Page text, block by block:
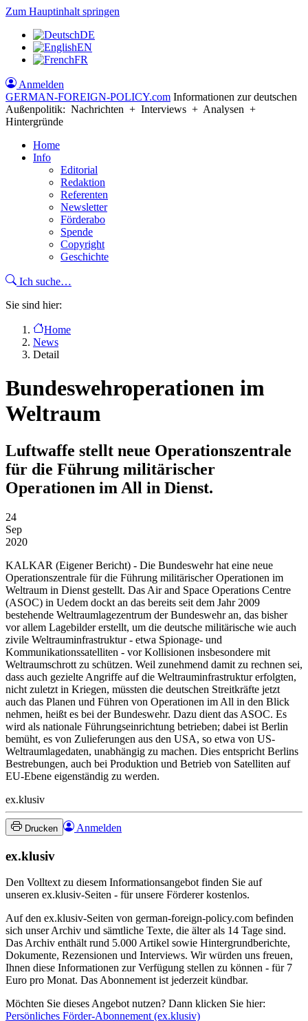
Zum Hauptinhalt springen
DE
EN
FR
Anmelden
GERMAN-FOREIGN-POLICY.com Informationen zur deutschen
Außenpolitik: Nachrichten + Interviews + Analysen +
Hintergründe
Home
Info
Editorial
Redaktion
Referenten
Newsletter
Förderabo
Spende
Copyright
Geschichte
Ich suche…
Sie sind hier:
Home
News
Detail
Bundeswehroperationen im
Weltraum
Luftwaffe stellt neue Operationszentrale
für die Führung militärischer
Operationen im All in Dienst.
24
Sep
2020
KALKAR (Eigener Bericht) - Die Bundeswehr hat eine neue
Operationszentrale für die Führung militärischer Operationen im
Weltraum in Dienst gestellt. Das Air and Space Operations Centre
(ASOC) in Uedem dockt an das bereits seit dem Jahr 2009
bestehende Weltraumlagezentrum der Bundeswehr an, das bisher
vor allem Lagebilder erstellt, um die deutsche militärische wie auch
zivile Weltrauminfrastruktur - etwa Spionage- und
Kommunikationssatelliten - vor Kollisionen insbesondere mit
Weltraumschrott zu schützen. Weil zunehmend damit zu rechnen sei,
dass auch gezielte Angriffe auf die Weltrauminfrastruktur erfolgten,
nicht zuletzt in Kriegen, müssten die deutschen Streitkräfte jetzt
auch das Planen und Führen von Operationen im All in den Blick
nehmen, heißt es bei der Bundeswehr. Dazu dient das ASOC. Es
wird als nationale Führungseinrichtung betrieben; dabei ist Berlin
bemüht, es von Zulieferungen aus den USA, so etwa von US-
Weltraumlagedaten, unabhängig zu machen. Dies entspricht Berlins
Bestrebungen, auch bei Produktion und Betrieb von Satelliten auf
EU-Ebene eigenständig zu werden.
ex.klusiv
Drucken Anmelden
ex.klusiv
Den Volltext zu diesem Informationsangebot finden Sie auf
unseren ex.klusiv-Seiten - für unsere Förderer kostenlos.
Auf den ex.klusiv-Seiten von german-foreign-policy.com befinden
sich unser Archiv und sämtliche Texte, die älter als 14 Tage sind.
Das Archiv enthält rund 5.000 Artikel sowie Hintergrundberichte,
Dokumente, Rezensionen und Interviews. Wir würden uns freuen,
Ihnen diese Informationen zur Verfügung stellen zu können - für 7
Euro pro Monat. Das Abonnement ist jederzeit kündbar.
Möchten Sie dieses Angebot nutzen? Dann klicken Sie hier:
Persönliches Förder-Abonnement (ex.klusiv)